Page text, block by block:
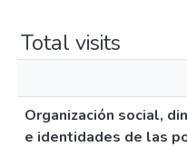
Total visits
Organización social,
e identidades de las